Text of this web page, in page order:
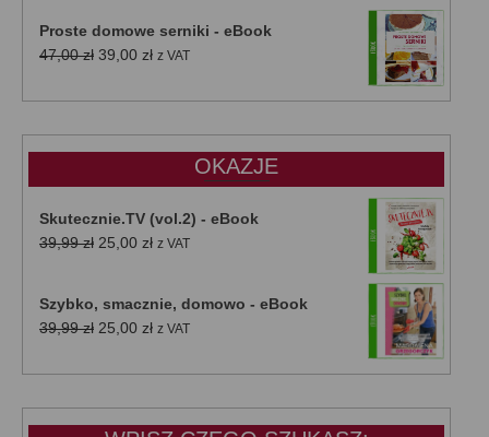
Proste domowe serniki - eBook
47,00zł Pierwotna
wynosiła:
39,00 złAktualna
wynosi:
z VAT
OKAZJE
Skutecznie.TV (vol.2) - eBook
39,99zł Pierwotna
39,99 zł.
25,00 złAktualna
25,00 zł.
z VAT
Szybko, smacznie, domowo - eBook
39,99zł Pierwotna
wynosiła:
25,00 złAktualna
wynosi:
z VAT